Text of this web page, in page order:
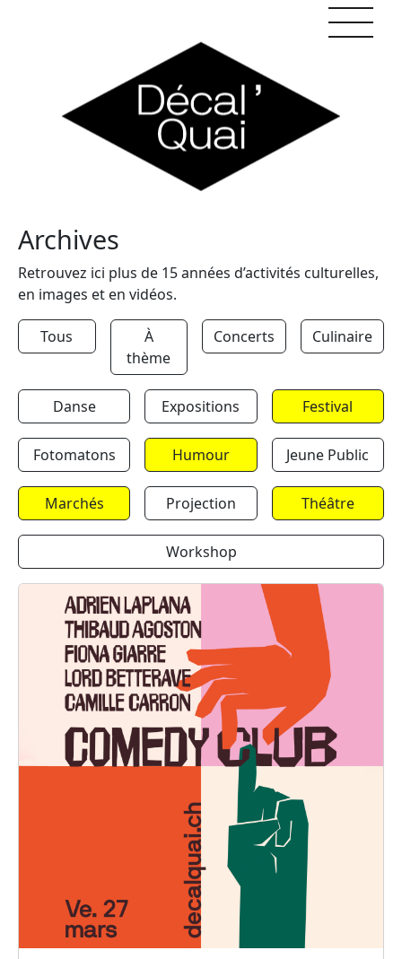
Archives
Retrouvez ici plus de 15 années d’activités culturelles,
en images et en vidéos.
Tous
À
thème
Concerts Culinaire
Danse Expositions Festival
Fotomatons Humour Jeune Public
Marchés Projection Théâtre
Workshop